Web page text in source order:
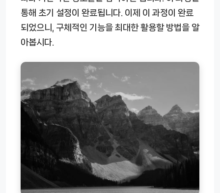
통해 초기 설정이 완료됩니다. 이제 이 과정이 완료
되었으니, 구체적인 기능을 최대한 활용할 방법을 알
아봅시다.